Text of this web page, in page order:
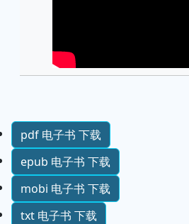
pdf 电子书 下载
epub 电子书 下载
mobi 电子书 下载
txt 电子书 下载